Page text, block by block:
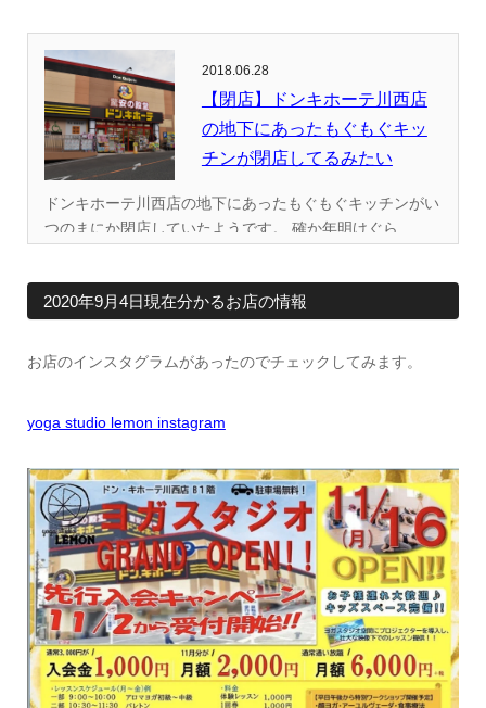
2018.06.28
【閉店】ドンキホーテ川西店
の地下にあったもぐもぐキッ
チンが閉店してるみたい
ドンキホーテ川西店の地下にあったもぐもぐキッチンがい
つのまにか閉店していたようです。 確か年明けぐら...
2020年9月4日現在分かるお店の情報
お店のインスタグラムがあったのでチェックしてみます。
yoga studio lemon instagram